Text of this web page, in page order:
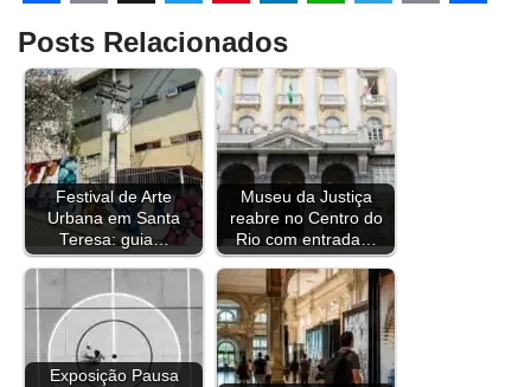
F
a
c
e
b
o
o
k
E
m
a
i
l
T
h
r
e
a
d
s
T
w
i
t
t
e
r
i
n
t
e
e
s
t
i
n
k
e
d
I
n
h
a
t
s
A
p
p
e
l
e
g
r
a
m
Posts Relacionados
Festival de Arte
Urbana em Santa
Teresa: guia…
Museu da Justiça
reabre no Centro do
Rio com entrada…
Exposição Pausa